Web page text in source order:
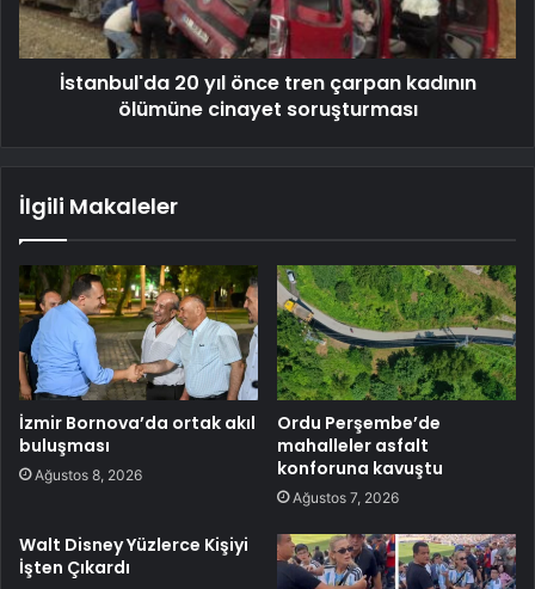
İstanbul'da 20 yıl önce tren çarpan kadının
ölümüne cinayet soruşturması
İlgili Makaleler
İzmir Bornova’da ortak akıl
buluşması
Ağustos 8, 2026
Ordu Perşembe’de
mahalleler asfalt
konforuna kavuştu
Ağustos 7, 2026
Walt Disney Yüzlerce Kişiyi
İşten Çıkardı